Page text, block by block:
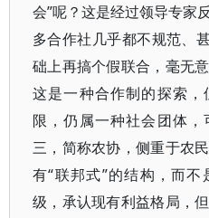
会”呢？这是经过领导专家
多合作社几乎都不规范、
础上再搞个假联合，毫无
这是一种合作制的探索，
限，仍属一种社会团体，
三，简称农协，侧重于农
有“联邦式”的结构，而不
级，承认现有利益格局，